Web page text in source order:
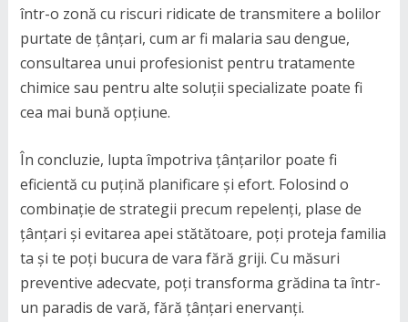
într-o zonă cu riscuri ridicate de transmitere a bolilor
purtate de țânțari, cum ar fi malaria sau dengue,
consultarea unui profesionist pentru tratamente
chimice sau pentru alte soluții specializate poate fi
cea mai bună opțiune.
În concluzie, lupta împotriva țânțarilor poate fi
eficientă cu puțină planificare și efort. Folosind o
combinație de strategii precum repelenți, plase de
țânțari și evitarea apei stătătoare, poți proteja familia
ta și te poți bucura de vara fără griji. Cu măsuri
preventive adecvate, poți transforma grădina ta într-
un paradis de vară, fără țânțari enervanți.